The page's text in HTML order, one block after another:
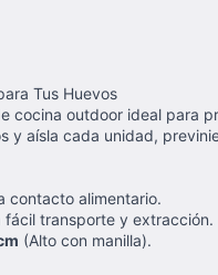
Tus Huevos
cocina outdoor ideal para
y aísla cada unidad,
contacto alimentario.
fácil transporte y extracción.
(Alto con manilla).